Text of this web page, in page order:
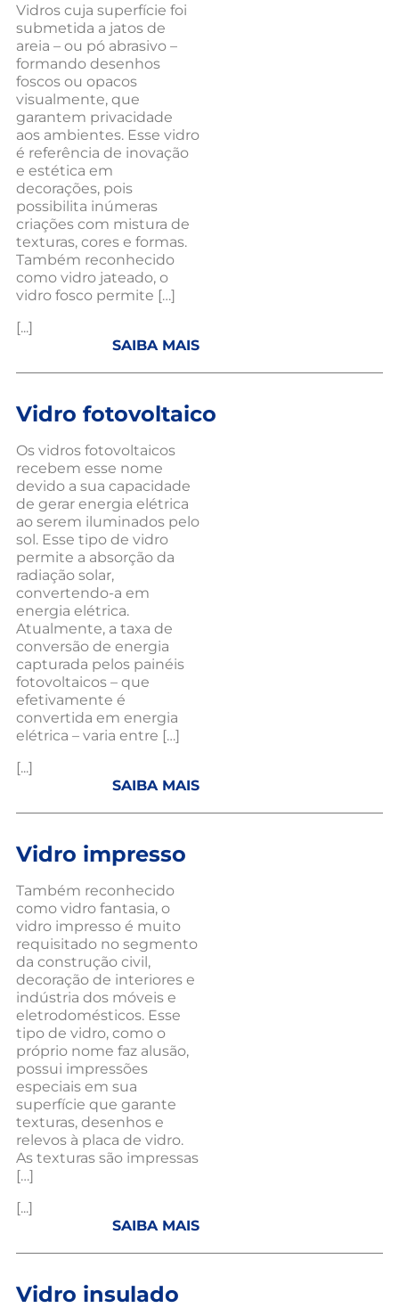
Vidros cuja superfície foi
submetida a jatos de
areia – ou pó abrasivo –
formando desenhos
foscos ou opacos
visualmente, que
garantem privacidade
aos ambientes. Esse vidro
é referência de inovação
e estética em
decorações, pois
possibilita inúmeras
criações com mistura de
texturas, cores e formas.
Também reconhecido
como vidro jateado, o
vidro fosco permite […]
[...]
SAIBA MAIS
Vidro fotovoltaico
Os vidros fotovoltaicos
recebem esse nome
devido a sua capacidade
de gerar energia elétrica
ao serem iluminados pelo
sol. Esse tipo de vidro
permite a absorção da
radiação solar,
convertendo-a em
energia elétrica.
Atualmente, a taxa de
conversão de energia
capturada pelos painéis
fotovoltaicos – que
efetivamente é
convertida em energia
elétrica – varia entre […]
[...]
SAIBA MAIS
Vidro impresso
Também reconhecido
como vidro fantasia, o
vidro impresso é muito
requisitado no segmento
da construção civil,
decoração de interiores e
indústria dos móveis e
eletrodomésticos. Esse
tipo de vidro, como o
próprio nome faz alusão,
possui impressões
especiais em sua
superfície que garante
texturas, desenhos e
relevos à placa de vidro.
As texturas são impressas
[…]
[...]
SAIBA MAIS
Vidro insulado